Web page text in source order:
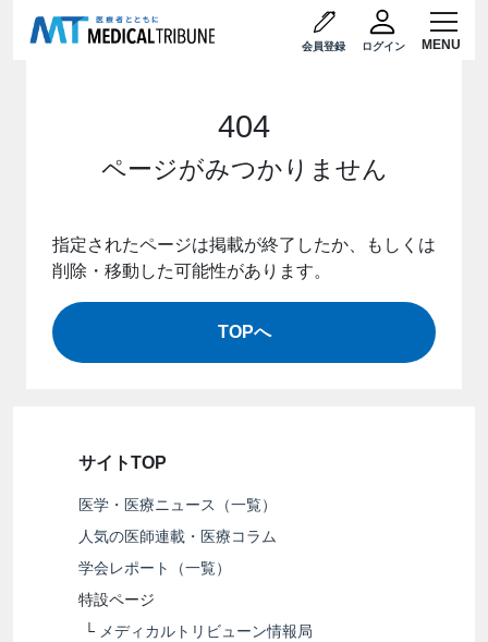
会員登録 ログイン
404
ページがみつかりません
指定されたページは掲載が終了したか、もしくは
削除・移動した可能性があります。
TOPへ
サイトTOP
医学・医療ニュース（一覧）
人気の医師連載・医療コラム
学会レポート（一覧）
特設ページ
└ メディカルトリビューン情報局